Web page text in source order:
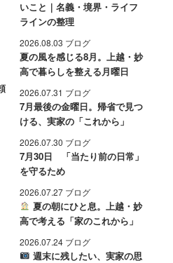
いこと｜名義・境界・ライフ
ラインの整理
2026.08.03 ブログ
夏の風を感じる8月。上越・妙
高で暮らしを整える月曜日
2026.07.31 ブログ
7月最後の金曜日。帰省で見つ
ける、実家の「これから」
2026.07.30 ブログ
7月30日 「当たり前の日常」
を守るため
2026.07.27 ブログ
夏の朝にひと息。上越・妙
高で考える「家のこれから」
2026.07.24 ブログ
週末に残したい、実家の思